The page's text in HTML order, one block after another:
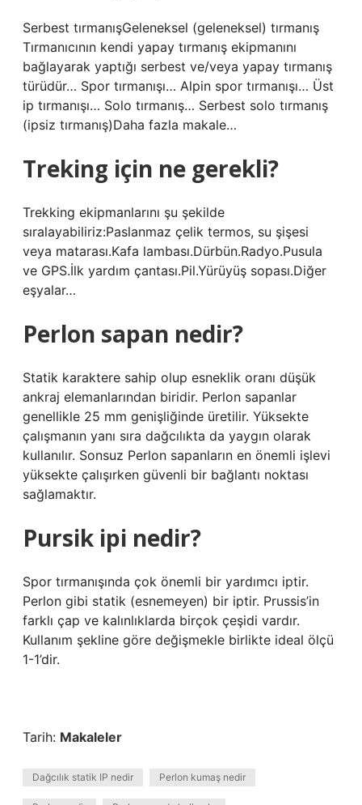
Serbest tırmanışGeleneksel (geleneksel) tırmanış
Tırmanıcının kendi yapay tırmanış ekipmanını
bağlayarak yaptığı serbest ve/veya yapay tırmanış
türüdür… Spor tırmanışı… Alpin spor tırmanışı… Üst
ip tırmanışı… Solo tırmanış… Serbest solo tırmanış
(ipsiz tırmanış)Daha fazla makale…
Treking için ne gerekli?
Trekking ekipmanlarını şu şekilde
sıralayabiliriz:Paslanmaz çelik termos, su şişesi
veya matarası.Kafa lambası.Dürbün.Radyo.Pusula
ve GPS.İlk yardım çantası.Pil.Yürüyüş sopası.Diğer
eşyalar…
Perlon sapan nedir?
Statik karaktere sahip olup esneklik oranı düşük
ankraj elemanlarından biridir. Perlon sapanlar
genellikle 25 mm genişliğinde üretilir. Yüksekte
çalışmanın yanı sıra dağcılıkta da yaygın olarak
kullanılır. Sonsuz Perlon sapanların en önemli işlevi
yüksekte çalışırken güvenli bir bağlantı noktası
sağlamaktır.
Pursik ipi nedir?
Spor tırmanışında çok önemli bir yardımcı iptir.
Perlon gibi statik (esnemeyen) bir iptir. Prussis’in
farklı çap ve kalınlıklarda birçok çeşidi vardır.
Kullanım şekline göre değişmekle birlikte ideal ölçü
1-1’dir.
Tarih: Makaleler
Dağcılık statik IP nedir Perlon kumaş nedir